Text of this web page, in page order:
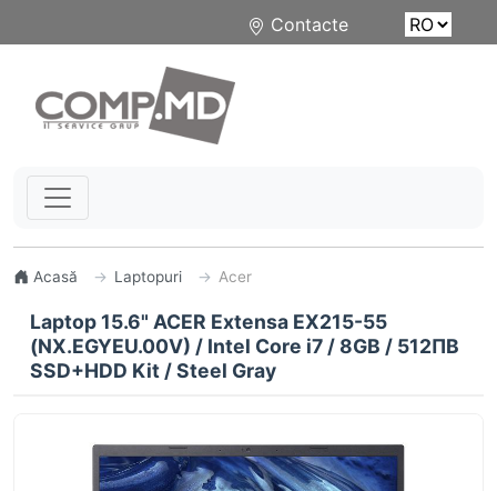
Contacte
Acasă Laptopuri Acer
Laptop 15.6" ACER Extensa EX215-55
(NX.EGYEU.00V) / Intel Core i7 / 8GB / 512ПB
SSD+HDD Kit / Steel Gray